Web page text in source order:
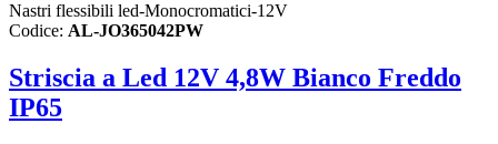
Nastri flessibili led-Monocromatici-12V
Codice: AL-JO365042PW
Striscia a Led 12V 4,8W Bianco Freddo
IP65